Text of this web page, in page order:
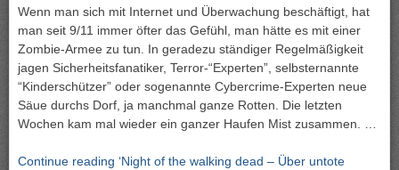
Wenn man sich mit Internet und Überwachung beschäftigt, hat
man seit 9/11 immer öfter das Gefühl, man hätte es mit einer
Zombie-Armee zu tun. In geradezu ständiger Regelmäßigkeit
jagen Sicherheitsfanatiker, Terror-“Experten”, selbsternannte
“Kinderschützer” oder sogenannte Cybercrime-Experten neue
Säue durchs Dorf, ja manchmal ganze Rotten. Die letzten
Wochen kam mal wieder ein ganzer Haufen Mist zusammen. …
Continue reading ‘Night of the walking dead – Über untote